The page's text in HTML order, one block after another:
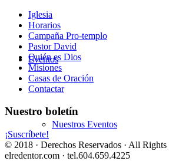
Eventos
Nuestros Eventos
Iglesia
Horarios
Campaña Pro-templo
Pastor David
Quién es Dios
Misiones
Casas de Oración
Contactar
Nuestro boletín
¡Suscríbete!
© 2018 · Derechos Reservados · All Rights
elredentor.com · tel.604.659.4225